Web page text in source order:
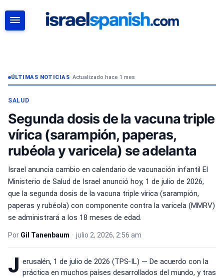
ÚLTIMAS NOTICIAS• Actualizado hace 1 mes
SALUD
Segunda dosis de la vacuna triple
vírica (sarampión, paperas,
rubéola y varicela) se adelanta
Israel anuncia cambio en calendario de vacunación infantil El
Ministerio de Salud de Israel anunció hoy, 1 de julio de 2026,
que la segunda dosis de la vacuna triple vírica (sarampión,
paperas y rubéola) con componente contra la varicela (MMRV)
se administrará a los 18 meses de edad.
Por Gil Tanenbaum • julio 2, 2026, 2:56 am
J erusalén, 1 de julio de 2026 (TPS-IL) — De acuerdo con la
práctica en muchos países desarrollados del mundo, y tras